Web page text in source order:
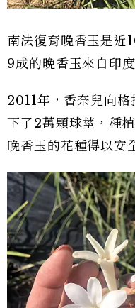
南法復育晚香玉是近
9成的晚香玉來自印度
2011年，香奈兒向
下了2萬顆球莖，種
晚香玉的花種得以安